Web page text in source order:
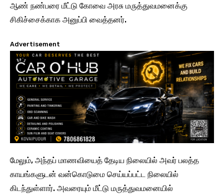
ஆண் நண்பரை மீட்டு கோவை அரசு மருத்துவமனைக்கு
சிகிச்சைக்காக அனுப்பி வைத்தனர்.
Advertisement
மேலும், அந்தப் மாணவியைத் தேடிய நிலையில் அவர் பலத்த
காயங்களுடன் வன்கொடுமை செய்யப்பட்ட நிலையில்
கிடந்துள்ளார். அவரையும் மீட்டு மருத்துவமனையில்